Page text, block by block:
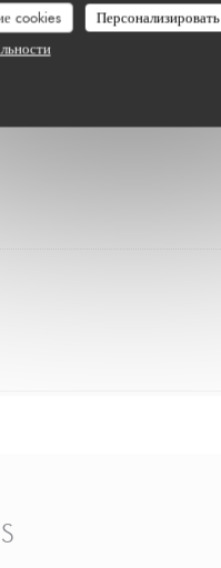
cookies
Персонализировать